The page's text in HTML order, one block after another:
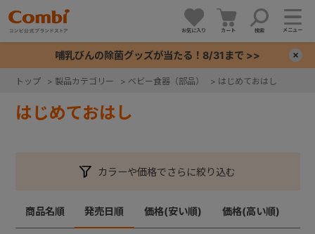
お気に入り カート 検索 メニュー
哺乳びんの除菌グッズが当たる！8/31まで >>
トップ > 製品カテゴリー > ベビー食器（部品） > はじめておはし
はじめておはし
カラーや価格でさらに絞り込む
商品名順 発売日順 価格(安い順) 価格(高い順)